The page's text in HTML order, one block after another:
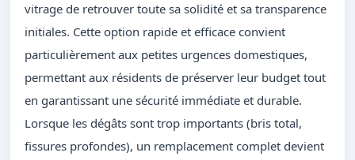
vitrage de retrouver toute sa solidité et sa transparence
initiales. Cette option rapide et efficace convient
particulièrement aux petites urgences domestiques,
permettant aux résidents de préserver leur budget tout
en garantissant une sécurité immédiate et durable.
Lorsque les dégâts sont trop importants (bris total,
fissures profondes), un remplacement complet devient